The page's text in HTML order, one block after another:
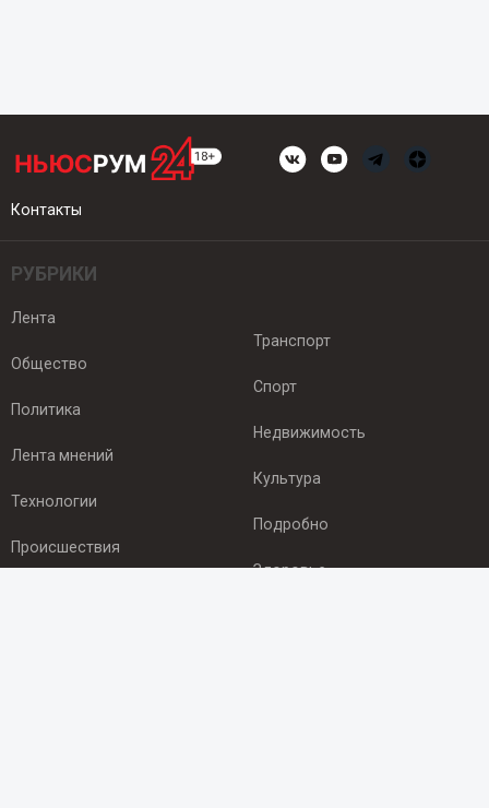
Контакты
РУБРИКИ
Лента
Общество
Политика
Лента мнений
Технологии
Происшествия
Транспорт
Спорт
Недвижимость
Культура
Подробно
Здоровье